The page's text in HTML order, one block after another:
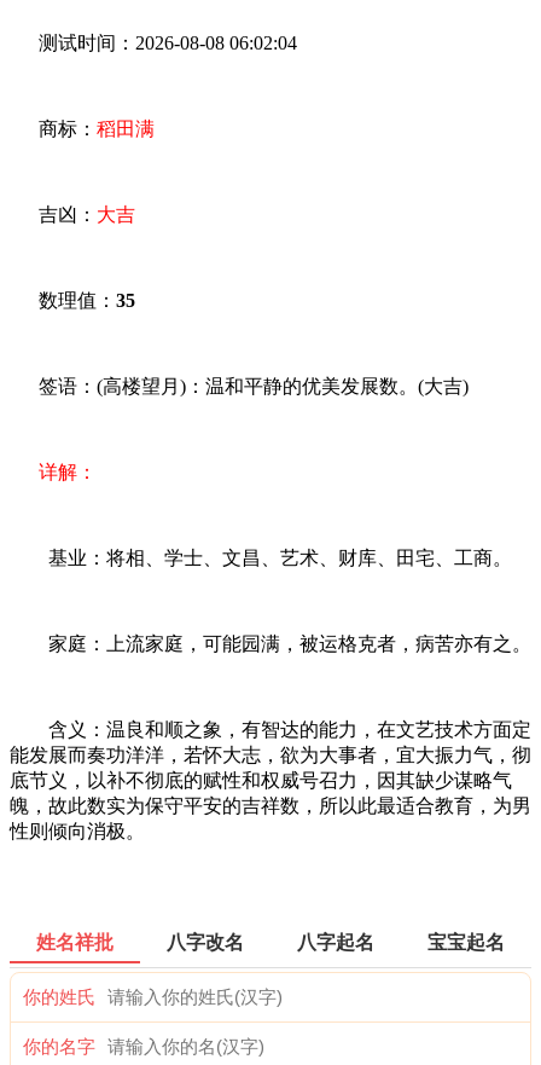
测试时间：2026-08-08 06:02:04
商标： 稻田满
吉凶： 大吉
数理值： 35
签语：(高楼望月)：温和平静的优美发展数。(大吉)
详解：
基业：将相、学士、文昌、艺术、财库、田宅、工商。
家庭：上流家庭，可能园满，被运格克者，病苦亦有之。
含义：温良和顺之象，有智达的能力，在文艺技术方面定
能发展而奏功洋洋，若怀大志，欲为大事者，宜大振力气，彻
底节义，以补不彻底的赋性和权威号召力，因其缺少谋略气
魄，故此数实为保守平安的吉祥数，所以此最适合教育，为男
性则倾向消极。
姓名祥批 八字改名 八字起名 宝宝起名
你的姓氏
你的名字